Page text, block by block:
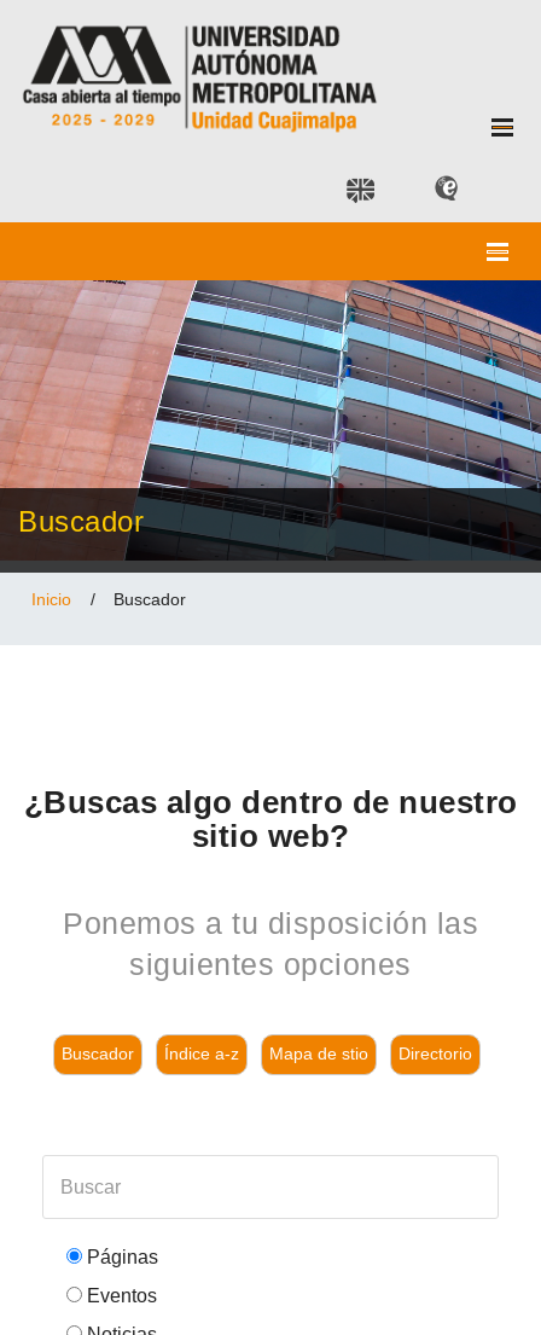
Buscador
Inicio / Buscador
¿Buscas algo dentro de nuestro
sitio web?
Ponemos a tu disposición las
siguientes opciones
Buscador Índice a-z Mapa de stio Directorio
Páginas
Eventos